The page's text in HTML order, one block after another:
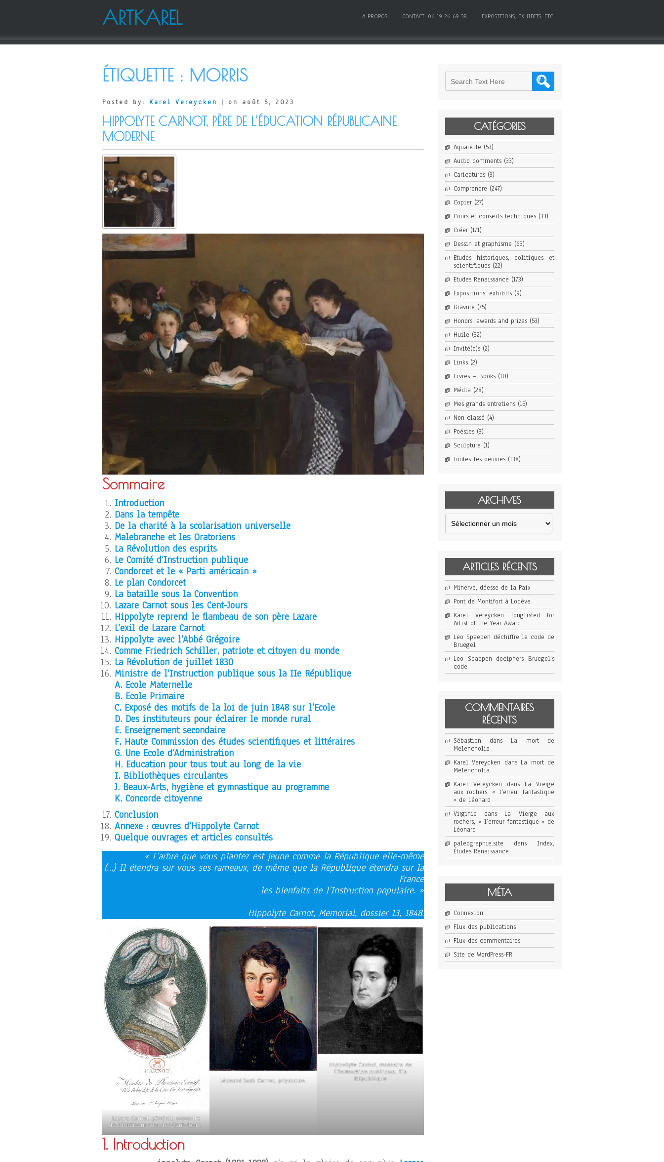
ARTKAREL A PROPOS CONTACT: 06 19 26 69 38 EXPOSITIONS, EXHIBITS, ETC.
ÉTIQUETTE : MORRIS
Posted by: Karel Vereycken | on août 5, 2023
HIPPOLYTE CARNOT, PÈRE DE L’ÉDUCATION RÉPUBLICAINE
MODERNE
Sommaire
Introduction
Dans la tempête
De la charité à la scolarisation universelle
Malebranche et les Oratoriens
La Révolution des esprits
Le Comité d’Instruction publique
Condorcet et le « Parti américain »
Le plan Condorcet
La bataille sous la Convention
Lazare Carnot sous les Cent-Jours
Hippolyte reprend le flambeau de son père Lazare
L’exil de Lazare Carnot
Hippolyte avec l’Abbé Grégoire
Comme Friedrich Schiller, patriote et citoyen du monde
La Révolution de juillet 1830
Ministre de l’Instruction publique sous la IIe République
A. Ecole Maternelle
B. Ecole Primaire
C. Exposé des motifs de la loi de juin 1848 sur l’Ecole
D. Des instituteurs pour éclairer le monde rural
E. Enseignement secondaire
F. Haute Commission des études scientifiques et littéraires
G. Une Ecole d’Administration
H. Education pour tous tout au long de la vie
I. Bibliothèques circulantes
J. Beaux-Arts, hygiène et gymnastique au programme
K. Concorde citoyenne
Conclusion
Annexe : œuvres d’Hippolyte Carnot
Quelque ouvrages et articles consultés
« L’arbre que vous plantez est jeune comme la République elle-même
(…) Il étendra sur vous ses rameaux, de même que la République étendra sur la
France
les bienfaits de l’Instruction populaire. »
Hippolyte Carnot, Memorial, dossier 13, 1848.
Lazare Carnot, général, ministre
de l’Intérieur sous les Cent-Jours..
Léonard Sadi Carnot, physicien.
Hippolyte Carnot, ministre de
l’Instruction publique, IIe
République
1. Introduction
CATÉGORIES
Aquarelle (53)
Audio comments(33)
Caricatures(3)
Comprendre (247)
Copier(27)
Cours et conseils techniques(33)
Créer(171)
Dessin et graphisme (63)
Etudes historiques, politiques et
scientifiques(22)
Etudes Renaissance (173)
Expositions, exhibits(9)
Gravure (75)
Honors, awards and prizes(53)
Huile (32)
Invité(e)s(2)
Links(2)
Livres – Books(10)
Média (28)
Mes grands entretiens(15)
Non classé (4)
Poésies(3)
Sculpture (1)
Toutes les oeuvres(138)
ARCHIVES
Archives
ARTICLES RÉCENTS
Minerve, déesse de la Paix
Pont de Montifort à Lodève
Karel Vereycken longlisted for
Artist of the Year Award
Leo Spaepen déchiffre le code de
Bruegel
Leo Spaepen deciphers Bruegel’s
code
COMMENTAIRES
RÉCENTS
Sébastien dans La mort de
Melencholia
Karel Vereycken dans La mort de
Melencholia
Karel Vereycken dans La Vierge
aux rochers, « l’erreur fantastique
» de Léonard
Virginie dans La Vierge aux
rochers, « l’erreur fantastique » de
Léonard
paleographie.site dans Index,
Études Renaissance
MÉTA
Connexion
Flux des publications
Flux des commentaires
Site de WordPress-FR